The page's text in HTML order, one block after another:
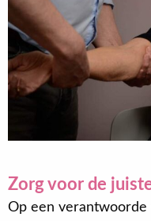
Zorg voor de
Op een verantwoorde